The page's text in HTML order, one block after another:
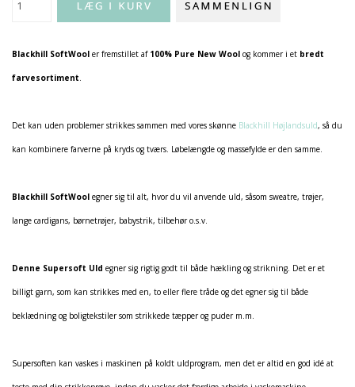
Blackhill SoftWool er fremstillet af 100% Pure New Wool og kommer i et bredt
farvesortiment.
Det kan uden problemer strikkes sammen med vores skønne Blackhill Højlandsuld, så du
kan kombinere farverne på kryds og tværs. Løbelængde og massefylde er den samme.
Blackhill SoftWool egner sig til alt, hvor du vil anvende uld, såsom sweatre, trøjer,
lange cardigans, børnetrøjer, babystrik, tilbehør o.s.v.
Denne Supersoft Uld egner sig rigtig godt til både hækling og strikning. Det er et
billigt garn, som kan strikkes med en, to eller flere tråde og det egner sig til både
beklædning og boligtekstiler som strikkede tæpper og puder m.m.
Supersoften kan vaskes i maskinen på koldt uldprogram, men det er altid en god idé at